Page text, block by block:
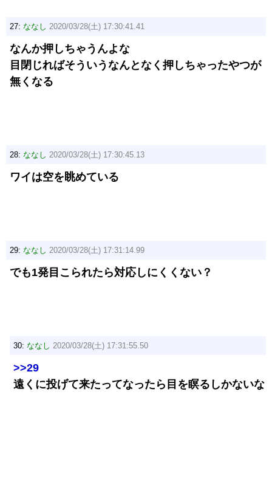
27: ななし 2020/03/28(土) 17:30:41.41
なんか押しちゃうんよな
目閉じればそういうなんとなく押しちゃったやつが
無くなる
28: ななし 2020/03/28(土) 17:30:45.13
ワイは空を眺めている
29: ななし 2020/03/28(土) 17:31:14.99
でも1発目こられたら対応しにくくない？
30: ななし 2020/03/28(土) 17:31:55.50
>>29
遠くに投げて来たってなったら目を瞑るしかないな